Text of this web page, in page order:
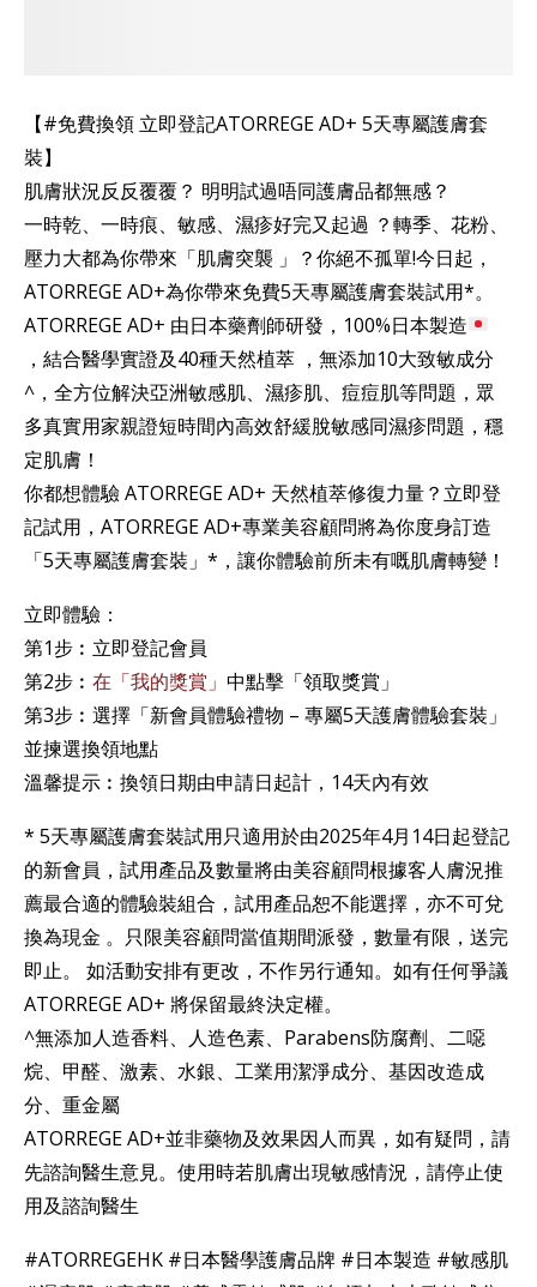
【#免費換領 立即登記ATORREGE AD+ 5天專屬護膚套
裝】
肌膚狀況反反覆覆？ 明明試過唔同護膚品都無感？
一時乾、一時痕、敏感、濕疹好完又起過 ？轉季、花粉、
壓力大都為你帶來「肌膚突襲 」？你絕不孤單!今日起，
ATORREGE AD+為你帶來免費5天專屬護膚套裝試用*。
ATORREGE AD+ 由日本藥劑師研發，100%日本製造
，結合醫學實證及40種天然植萃 ，無添加10大致敏成分
^，全方位解決亞洲敏感肌、濕疹肌、痘痘肌等問題，眾
多真實用家親證短時間內高效舒緩脫敏感同濕疹問題，穩
定肌膚！
你都想體驗 ATORREGE AD+ 天然植萃修復力量？立即登
記試用，ATORREGE AD+專業美容顧問將為你度身訂造
「5天專屬護膚套裝」*，讓你體驗前所未有嘅肌膚轉變！
立即體驗：
第1步︰立即登記會員
第2步︰ 在「我的獎賞」 中點擊「領取獎賞」
第3步︰選擇「新會員體驗禮物 – 專屬5天護膚體驗套裝」
並揀選換領地點
溫馨提示︰換領日期由申請日起計，14天內有效
* 5天專屬護膚套裝試用只適用於由2025年4月14日起登記
的新會員，試用產品及數量將由美容顧問根據客人膚況推
薦最合適的體驗裝組合，試用產品恕不能選擇，亦不可兌
換為現金 。只限美容顧問當值期間派發，數量有限，送完
即止。 如活動安排有更改，不作另行通知。如有任何爭議
ATORREGE AD+ 將保留最終決定權。
^無添加人造香料、人造色素、Parabens防腐劑、二噁
烷、甲醛、激素、水銀、工業用潔淨成分、基因改造成
分、重金屬
ATORREGE AD+並非藥物及效果因人而異，如有疑問，請
先諮詢醫生意見。使用時若肌膚出現敏感情況，請停止使
用及諮詢醫生
#ATORREGEHK #日本醫學護膚品牌 #日本製造 #敏感肌